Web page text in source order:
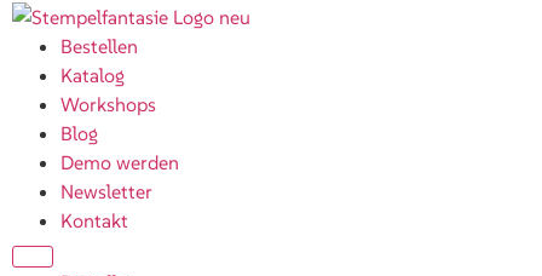
Bestellen
Katalog
Workshops
Blog
Demo werden
Newsletter
Kontakt